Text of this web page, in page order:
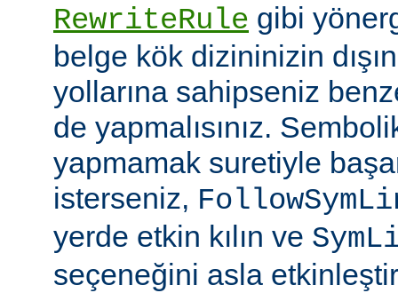
RewriteRule gibi
belge kök dizininizin
yollarına sahipseniz
de yapmalısınız.
yapmamak suretiyle
isterseniz,
yerde etkin kılın ve
seçeneğini asla